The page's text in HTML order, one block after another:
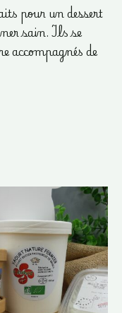
pour un dessert
sain. Ils se
accompagnés de